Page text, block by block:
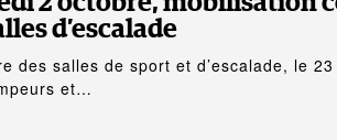
d’escalade
des salles de sport et d’escalade, le
et…